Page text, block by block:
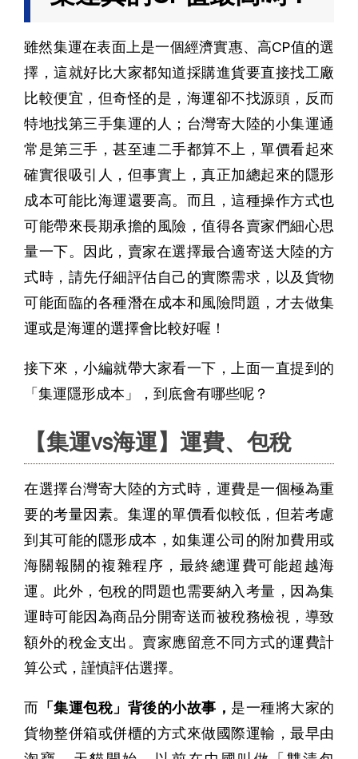
雖然集運在表面上是一個經濟實惠、高CP值的選
擇，這就好比大家都知道採購進貨要直接找工廠
比較便宜，但奇怪的是，海運卻不找源頭，反而
特地找第三手集運的人；台灣寄大陸的小集運通
常是第三手，甚至連二手都算不上，單價看起來
確實很吸引人，但事實上，真正加總起來的隱形
成本可能比海運還要高。而且，這種操作方式也
可能帶來長期承擔的風險，值得各賣家們細心思
量一下。因此，賣家在選擇最合適寄送大陸的方
式時，請先仔細評估自己的實際需求，以及貨物
可能面臨的各種潛在成本和風險問題，才去做集
運或是海運的選擇會比較好喔！
接下來，小編就帶大家看一下，上面一直提到的
「集運隱形成本」，到底會有哪些呢？
【集運vs海運】運費、包稅
在選擇台灣寄大陸的方式時，運費是一個極為重
要的考量因素。集運的單價看似較低，但若考慮
到其可能的隱形成本，如集運公司的附加費用或
海關報關的複雜程序，最終總運費可能超越海
運。此外，包稅的問題也需要納入考量，因為集
運時可能因為商品分開寄送而被稅務檢視，導致
額外的稅金支出。賣家應留意不同方式的運費計
算公式，謹慎評估選擇。
而 「集運包稅」背後的小故事， 是一種將大家的
貨物整併箱或併櫃的方式來做國際運輸，最早由